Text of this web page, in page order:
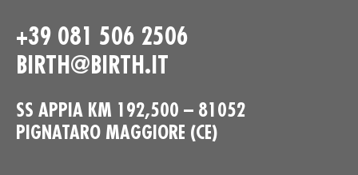
+39 081 506 2506
BIRTH@BIRTH.IT
SS APPIA KM 192,500 – 81052
PIGNATARO MAGGIORE (CE)